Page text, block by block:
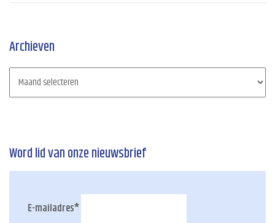
Archieven
Word lid van onze nieuwsbrief
E-mailadres*